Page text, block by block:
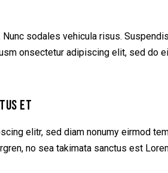
sodales vehicula risus.
onsectetur adipiscing elit, sed do
ET
elitr, sed diam nonumy eirmod
no sea takimata sanctus est